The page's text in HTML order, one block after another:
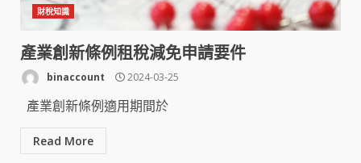
財稅知識
產業創新條例租稅減免申請要件
binaccount 2024-03-25
產業創新條例適用期間於
Read More